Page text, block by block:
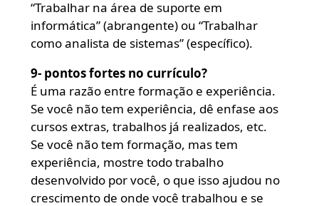
“Trabalhar na área de suporte em
informática” (abrangente) ou “Trabalhar
como analista de sistemas” (específico).
9- pontos fortes no currículo?
É uma razão entre formação e experiência.
Se você não tem experiência, dê enfase aos
cursos extras, trabalhos já realizados, etc.
Se você não tem formação, mas tem
experiência, mostre todo trabalho
desenvolvido por você, o que isso ajudou no
crescimento de onde você trabalhou e se